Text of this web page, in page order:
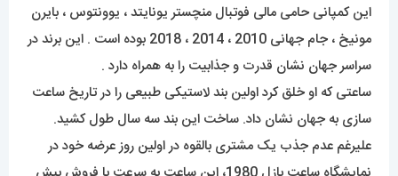
این کمپانی حامی مالی فوتبال منچستر یونایتد ، یوونتوس ، بایرن
مونیخ ، جام جهانی 2010 ، 2014 ، 2018 بوده است . این برند در
سراسر جهان نشان قدرت و جذابیت را به همراه دارد .
ساعتی که او خلق کرد اولین بند لاستیکی طبیعی را در تاریخ ساعت
سازی به جهان نشان داد. ساخت این بند سه سال طول کشید.
علیرغم عدم جذب یک مشتری بالقوه در اولین روز عرضه خود در